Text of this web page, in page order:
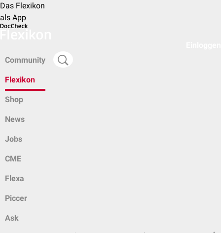
Das Flexikon
als App
Community
Flexikon
Shop
News
Jobs
CME
Flexa
Piccer
Ask